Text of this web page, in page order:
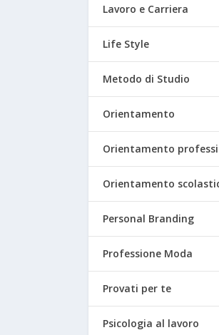
Lavoro e Carriera
Life Style
Metodo di Studio
Orientamento
Orientamento
Orientamento
Personal Branding
Professione Moda
Provati per te
Psicologia al lavoro